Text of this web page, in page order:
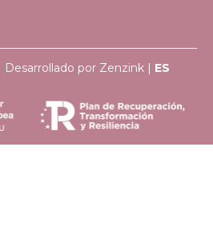
por Zenzink | ES